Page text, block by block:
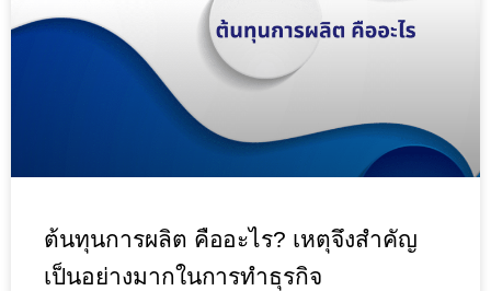
ต้นทุนการผลิต คืออะไร? เหตุจึงสำคัญ
เป็นอย่างมากในการทำธุรกิจ